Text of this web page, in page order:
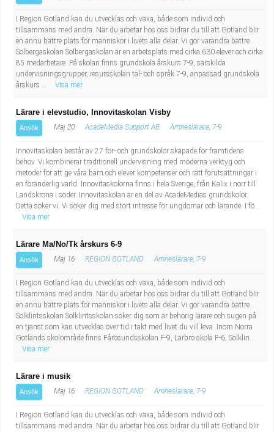
I Region Gotland kan du utvecklas och växa, både som individ och
tillsammans med andra. När du arbetar hos oss bidrar du till att Gotland blir
en ännu bättre plats för människor i livets alla delar. Vi gör varandra bättre.
Solbergaskolan Solbergaskolan är en arbetsplats med cirka 630 elever och cirka
85 medarbetare. På skolan finns grundskola årskurs 7-9, särskilda
undervisningsgrupper, resursskolan tal- och språk 7-9, anpassad grundskola
årskurs ...
Visa mer
Lärare i elevstudio, Innovitaskolan Visby
Ansök Maj 20 AcadeMedia Support AB Ämneslärare, 7-9
Innovitaskolan består av 27 för- och grundskolor skapade för framtidens
behov. Vi kombinerar traditionell undervisning med moderna verktyg och
metoder för att ge våra barn och elever kompetenser och rätt förutsättningar i
en föränderlig värld. Innovitaskolorna finns i hela Sverige, från Kalix i norr till
Landskrona i söder. Innovitaskolan är en del av AcadeMedias grundskolor.
Detta söker vi: Vi söker dig med stort intresse för ungdomar och lärande. I fö...
Visa mer
Lärare Ma/No/Tk årskurs 6-9
Ansök Maj 16 REGION GOTLAND Ämneslärare, 7-9
I Region Gotland kan du utvecklas och växa, både som individ och
tillsammans med andra. När du arbetar hos oss bidrar du till att Gotland blir
en ännu bättre plats för människor i livets alla delar. Vi gör varandra bättre.
Solklintsskolan Solklintsskolan söker dig som är behörig lärare och sugen på
en tjänst som kan utvecklas över tid i takt med livet du vill leva. Inom Norra
Gotlands skolområde finns Fårösundsskolan F-9, Lärbro skola F-6, Solklin...
Visa mer
Lärare i musik
Ansök Maj 16 REGION GOTLAND Ämneslärare, 7-9
I Region Gotland kan du utvecklas och växa, både som individ och
tillsammans med andra. När du arbetar hos oss bidrar du till att Gotland blir